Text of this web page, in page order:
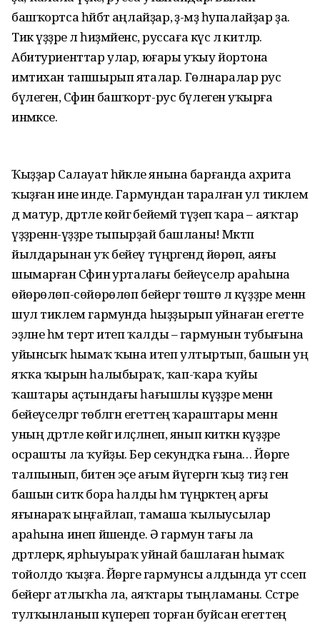
башҡортса һәйбәт аңлайҙар, әҙ-мәҙ һупалайҙар ҙа.
Тик үҙҙәре лә һиҙмәйенсә, руссаға күсә лә китәләр.
Абитуриенттар улар, юғары уҡыу йортона
имтихан тапшырып яталар. Гөлнаралар рус
бүлегенә, Сәфинә башҡорт-рус бүлегенә уҡырға
инмәксе.
Ҡыҙҙар Салауат һәйкәле янына барғанда ахрита
ҡыҙған ине инде. Гармундан таралған ул тиклем
дә матур, дәртле көйгә бейемәй түҙеп ҡара – аяҡтар
үҙҙәренән-үҙҙәре тыпырҙай башланы! Мәктәп
йылдарынан уҡ бейеү түңәрәгендә йөрөп, аяғы
шымарған Сәфинә урталағы бейеүселәр араһына
өйөрөлөп-сөйөрөлөп бейергә төштө лә күҙҙәре менән
шул тиклем гармунда һыҙҙырып уйнаған егетте
эҙләне һәм терт итеп ҡалды – гармунын тубығына
уйынсыҡ һымаҡ ҡына итеп ултыртып, башын уң
яҡҡа ҡырын һалыбыраҡ, ҡап-ҡара ҡуйы
ҡаштары аҫтындағы һағышлы күҙҙәре менән
бейеүселәргә төбәлгән егеттең ҡараштары менән
уның дәртле көйгә иләҫләнеп, янып киткән күҙҙәре
осрашты ла ҡуйҙы. Бер секундҡа ғына… Йөрәге
талпынып, битенә эҫе ағым йүгергән ҡыҙ тиҙ генә
башын ситкә бора һалды һәм түңәрәктең арғы
яғынараҡ ыңғайлап, тамаша ҡылыусылар
араһына инеп йәшенде. Ә гармун тағы ла
дәртлерәк, ярһыуыраҡ уйнай башлаған һымаҡ
тойолдо ҡыҙға. Йөрәге гармунсы алдында ут сәсеп
бейергә атлыҡһа ла, аяҡтары тыңламаны. Сәстәре
тулҡынланып күпереп торған буйсан егеттең